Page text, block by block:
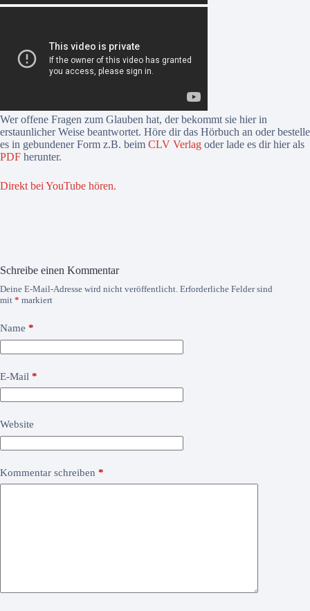
Wer offene Fragen zum Glauben hat, der bekommt sie hier in
erstaunlicher Weise beantwortet. Höre dir das Hörbuch an oder bestelle
es in gebundener Form z.B. beim CLV Verlag oder lade es dir hier als
PDF herunter.
Direkt bei YouTube hören.
Schreibe einen Kommentar
Deine E-Mail-Adresse wird nicht veröffentlicht. Erforderliche Felder sind
mit * markiert
Name *
E-Mail *
Website
Kommentar schreiben *